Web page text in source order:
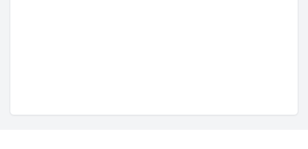
活性、扎实的技术能力和跨学科团队合作，这在客户的